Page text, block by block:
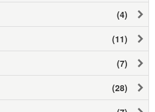
(4)
(11)
(7)
(28)